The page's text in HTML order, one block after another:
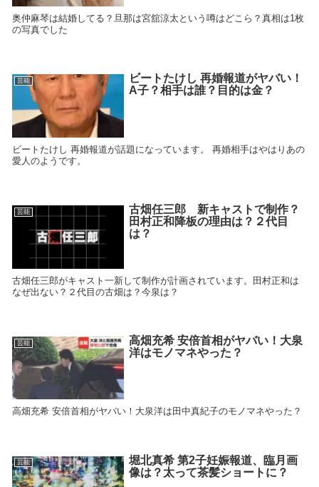
奥仲麻琴は結婚してる？旦那は宮舘涼太という噂はどこら？真相は1枚
の写真でした
芸能
ビートたけし 再婚報道がヤバい！
A子？相手は誰？目的は金？
ビートたけし 再婚報道が話題になっています。 再婚相手はやはりあの
愛人のようです。
芸能
古畑任三郎 新キャストで制作？
田村正和降板の理由は？２代目
は？
古畑任三郎がキャスト一新して制作が計画されています。田村正和は
なぜ出ない？２代目の古畑は？今泉は？
芸能
高畑充希 安倍首相がヤバい！大泉
洋はモノマネやった？
高畑充希 安倍首相がヤバい！大泉洋は田中真紀子のモノマネやった？
芸能
堀北真希 第2子妊娠報道、臨月画
像は？太って茶髪ショートに？